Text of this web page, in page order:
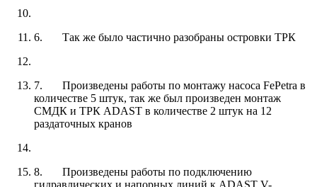
6. Так же было частично разобраны островки ТРК
7. Произведены работы по монтажу насоса FePetra в
количестве 5 штук, так же был произведен монтаж
СМДК и ТРК ADAST в количестве 2 штук на 12
раздаточных кранов
8. Произведены работы по подключению